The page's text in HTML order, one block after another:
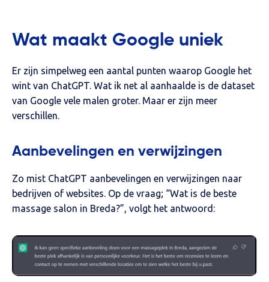
Wat maakt Google uniek
Er zijn simpelweg een aantal punten waarop Google het
wint van ChatGPT. Wat ik net al aanhaalde is de dataset
van Google vele malen groter. Maar er zijn meer
verschillen.
Aanbevelingen en verwijzingen
Zo mist ChatGPT aanbevelingen en verwijzingen naar
bedrijven of websites. Op de vraag; “Wat is de beste
massage salon in Breda?”, volgt het antwoord: